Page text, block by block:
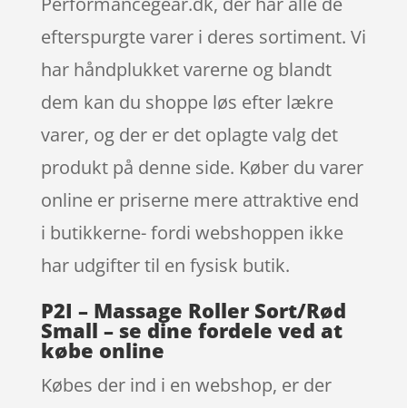
efterspurgte varer i deres sortiment. Vi
har håndplukket varerne og blandt
dem kan du shoppe løs efter lækre
varer, og der er det oplagte valg det
produkt på denne side. Køber du varer
online er priserne mere attraktive end
i butikkerne- fordi webshoppen ikke
har udgifter til en fysisk butik.
P2I – Massage Roller Sort/Rød
Small – se dine fordele ved at
købe online
Købes der ind i en webshop, er der